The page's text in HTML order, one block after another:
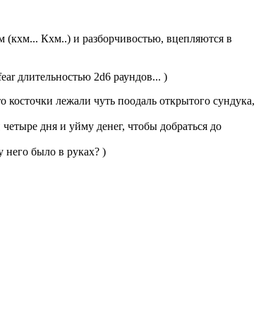
(кхм... Кхм..) и разборчивостью, вцепляются в
длительностью 2d6 раундов... )
лежали чуть поодаль открытого сундука,
дня и уйму денег, чтобы добраться до
него было в руках? )